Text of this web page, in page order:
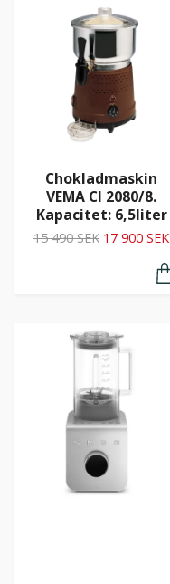
Chokladmaskin
VEMA CI 2080/8.
Kapacitet: 6,5liter
15 490 SEK 17 900 SEK